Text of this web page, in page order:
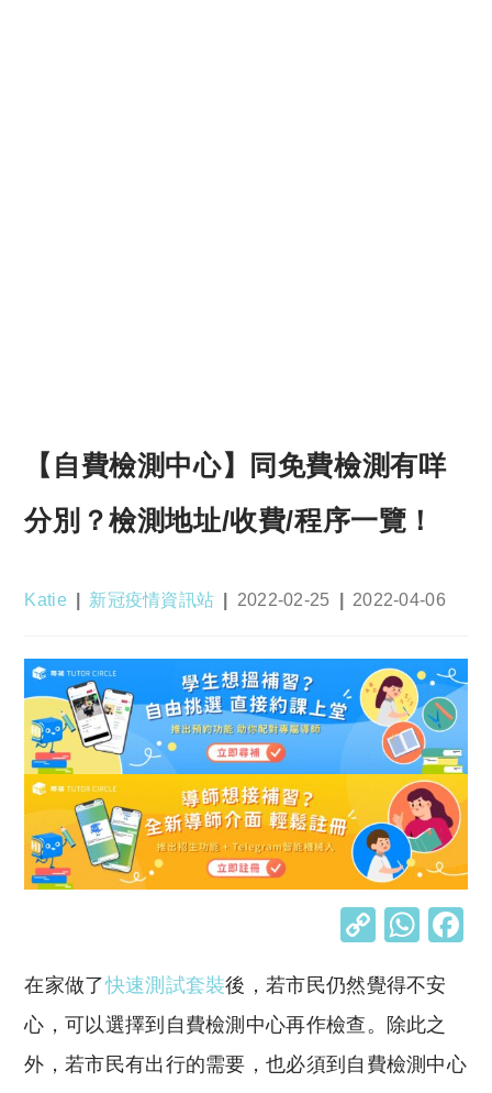
【自費檢測中心】同免費檢測有咩
分別？檢測地址/收費/程序一覽！
Post
Katie
Post
新冠疫情資訊站
Post
2022-02-25
Post
2022-04-06
C
p
y
Li
W
at
s
A
在家做了快速測試套裝後，若市民仍然覺得不安
心，可以選擇到自費檢測中心再作檢查。除此之
外，若市民有出行的需要，也必須到自費檢測中心